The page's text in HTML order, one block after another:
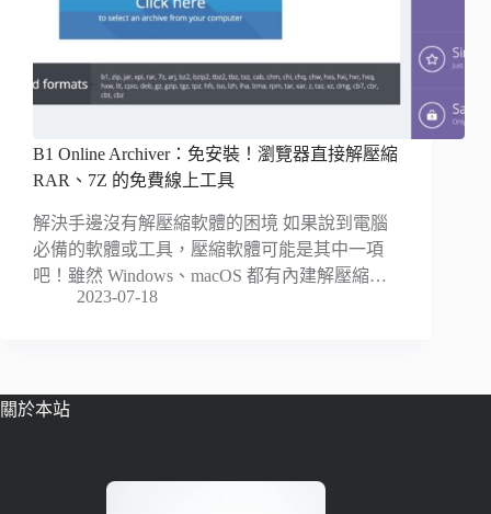
B1 Online Archiver：免安裝！瀏覽器直接解壓縮
RAR、7Z 的免費線上工具
解決手邊沒有解壓縮軟體的困境 如果說到電腦
必備的軟體或工具，壓縮軟體可能是其中一項
吧！雖然 Windows、macOS 都有內建解壓縮…
2023-07-18
關於本站